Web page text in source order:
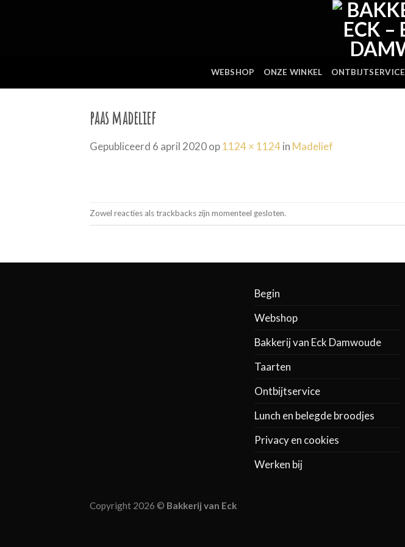
WEBSHOP ONZE WINKEL ONTBIJTSERVICE
paas madelief
Gepubliceerd 6 april 2020op1124 × 1124in Madelief
Zowel reacties als trackbacks zijn momenteel gesloten.
Begin
Webshop
Bakkerij van Eck Damwoude
Taarten
Ontbijtservice
Lunch en belegde broodjes
Privacy en cookies
Werken bij
Copyright 2026 © Bakkerij van Eck